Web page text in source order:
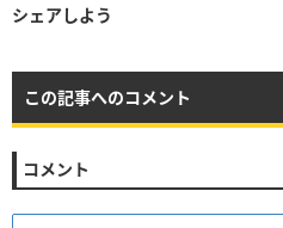
シェアしよう
この記事へのコメント
コメント